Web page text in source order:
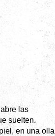
las
suelten.
en una olla